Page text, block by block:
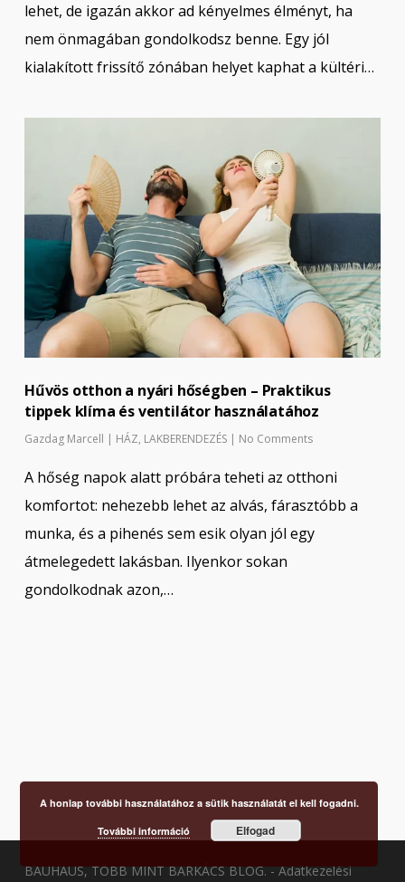
lehet, de igazán akkor ad kényelmes élményt, ha
nem önmagában gondolkodsz benne. Egy jól
kialakított frissítő zónában helyet kaphat a kültéri…
Hűvös otthon a nyári hőségben – Praktikus
tippek klíma és ventilátor használatához
Gazdag Marcell | HÁZ, LAKBERENDEZÉS | No Comments
A hőség napok alatt próbára teheti az otthoni
komfortot: nehezebb lehet az alvás, fárasztóbb a
munka, és a pihenés sem esik olyan jól egy
átmelegedett lakásban. Ilyenkor sokan
gondolkodnak azon,…
BAUHAUS, TÖBB MINT BARKÁCS BLOG. -Adatkezelési
A honlap további használatához a sütik használatát el kell fogadni.
További információ Elfogad